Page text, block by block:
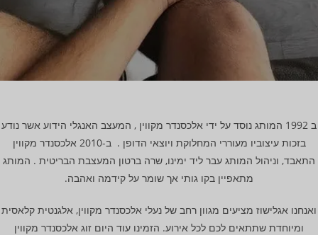
ב 1992 המותג נוסד על ידי אלכסנדר מקווין , המעצב האנגלי הידוע אשר נודע
בזכות עיצוביו מעוררי המחלוקת ויוצאי הדופן . ב-2010 אלכסנדר מקווין
התאבד, וניהול המותג עבר ליד ימינו, שרה ברטון המעצבת הבריטית . המותג
מתאפיין בקו גותי אך שומר על קידמה ואהבה.
ואנחנו אגלישוז מציעים מגוון רחב של נעלי אלכסנדר מקווין, אלגנטית קלאסית
ומיוחדת שתתאים לכם לכל אירוע. הזמינו עוד היום זוג אלכסנדר מקווין